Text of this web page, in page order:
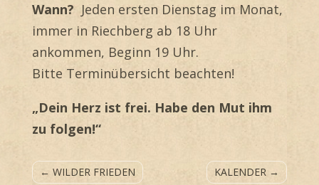
Wann? Jeden ersten Dienstag im Monat,
immer in Riechberg ab 18 Uhr
ankommen, Beginn 19 Uhr.
Bitte Terminübersicht beachten!
„Dein Herz ist frei. Habe den Mut ihm
zu folgen!“
← WILDER FRIEDEN KALENDER →